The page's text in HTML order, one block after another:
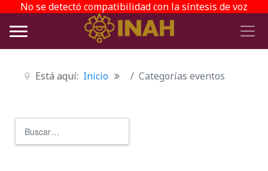
No se detectó compatibilidad con la síntesis de voz
Está aquí: Inicio Categorías eventos